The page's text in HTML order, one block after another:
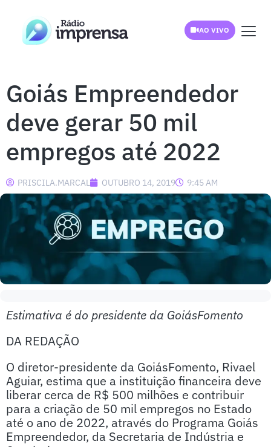
AO VIVO
Goiás Empreendedor
deve gerar 50 mil
empregos até 2022
PRISCILA.MARCAL OUTUBRO 14, 2019 9:45 AM
Estimativa é do presidente da GoiásFomento
DA REDAÇÃO
O diretor-presidente da GoiásFomento, Rivael
Aguiar, estima que a instituição financeira deve
liberar cerca de R$ 500 milhões e contribuir
para a criação de 50 mil empregos no Estado
até o ano de 2022, através do Programa Goiás
Empreendedor, da Secretaria de Indústria e